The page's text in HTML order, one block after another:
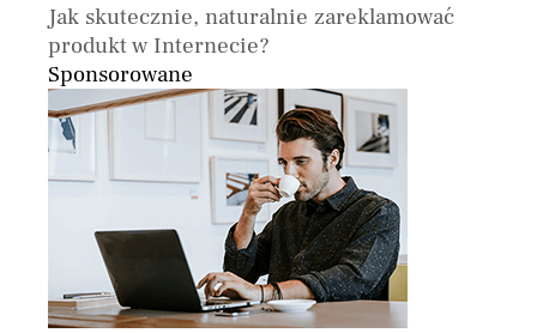
Jak skutecznie, naturalnie zareklamować
produkt w Internecie?
Sponsorowane